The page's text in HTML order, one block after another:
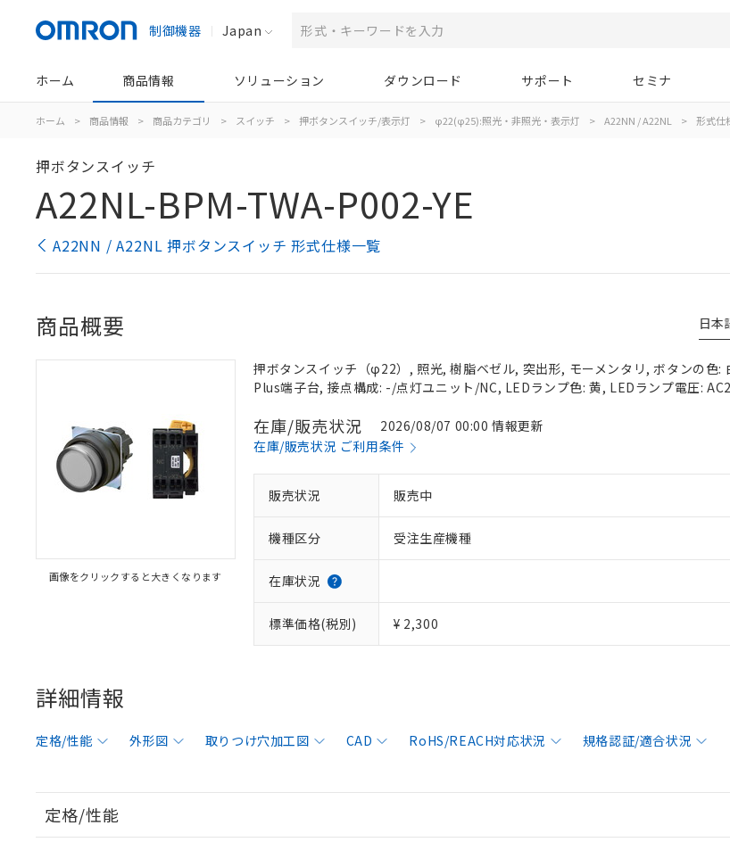
制御機器 Japan
ホーム 商品情報 ソリューション ダウンロード サポート セミナ
ホーム > 商品情報 > 商品カテゴリ > スイッチ > 押ボタンスイッチ/表示灯 > φ22(φ25):照光・非照光・表示灯 > A22NN / A22NL > 形式仕
押ボタンスイッチ
A22NL-BPM-TWA-P002-YE
A22NN / A22NL 押ボタンスイッチ 形式仕様一覧
日本
商品概要
画像をクリックすると大きくなります
押ボタンスイッチ（φ22）, 照光, 樹脂ベゼル, 突出形, モーメンタリ, ボタンの色:
Plus端子台, 接点構成: -/点灯ユニット/NC, LEDランプ色: 黄, LEDランプ電圧:
在庫/販売状況
2026/08/07 00:00 情報更新
在庫/販売状況 ご利用条件
販売状況 販売中
機種区分 受注生産機種
在庫状況
標準価格(税別) ¥ 2,300
詳細情報
定格/性能 外形図 取りつけ穴加工図 CAD RoHS/REACH対応状況 規格認証/適合状況
定格/性能